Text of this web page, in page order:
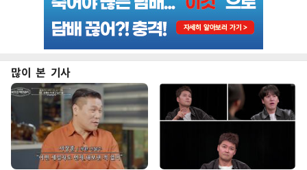
많이 본 기사